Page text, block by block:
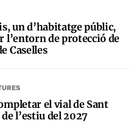
un d’habitatge públic,
l’entorn de protecció de
Caselles
el vial de Sant
l’estiu del 2027